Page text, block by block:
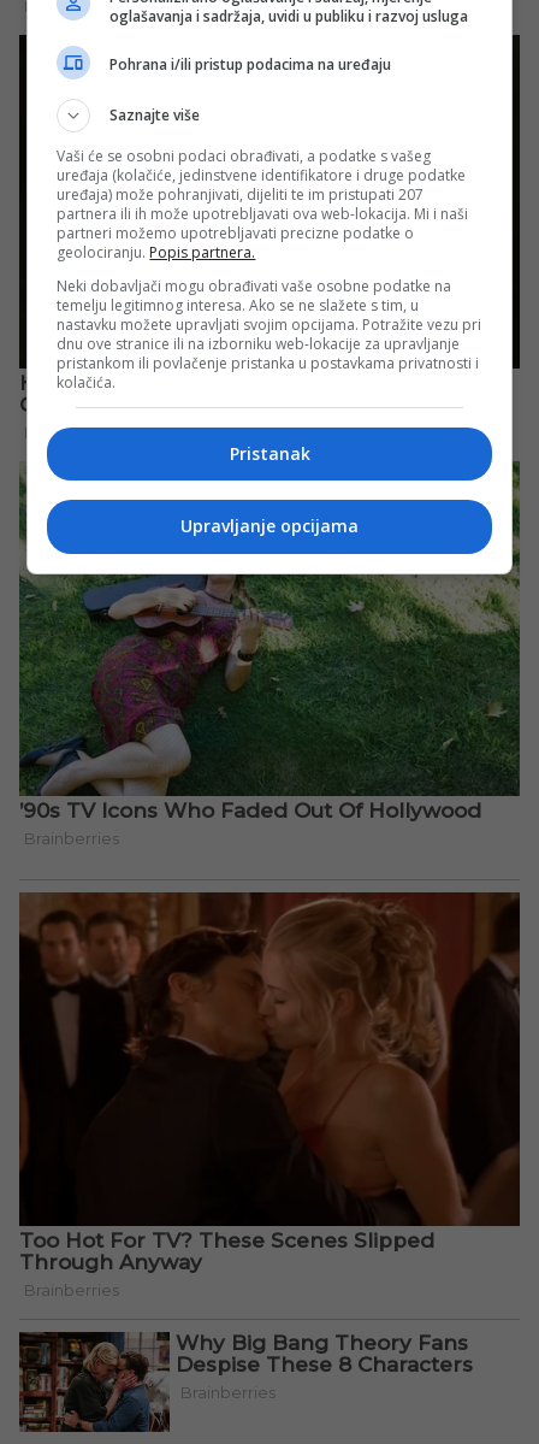
oglašavanja i sadržaja, uvidi u publiku i razvoj usluga
Pohrana i/ili pristup podacima na uređaju
Saznajte više
Vaši će se osobni podaci obrađivati, a podatke s vašeg
uređaja (kolačiće, jedinstvene identifikatore i druge podatke
uređaja) može pohranjivati, dijeliti te im pristupati 207
partnera ili ih može upotrebljavati ova web-lokacija. Mi i naši
partneri možemo upotrebljavati precizne podatke o
geolociranju. Popis partnera.
Neki dobavljači mogu obrađivati vaše osobne podatke na
temelju legitimnog interesa. Ako se ne slažete s tim, u
nastavku možete upravljati svojim opcijama. Potražite vezu pri
dnu ove stranice ili na izborniku web-lokacije za upravljanje
pristankom ili povlačenje pristanka u postavkama privatnosti i
kolačića.
Pristanak
Upravljanje opcijama